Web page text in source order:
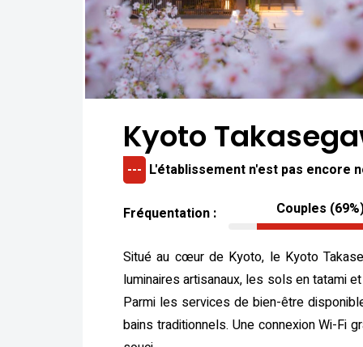
Kyoto
--- L'établissement n'est pas encore
Fréquentation : Couples
Situé au cœur de Kyoto, le Kyoto
luminaires artisanaux, les sols en tatami
Parmi les services de bien-être
bains traditionnels. Une connexion Wi-Fi